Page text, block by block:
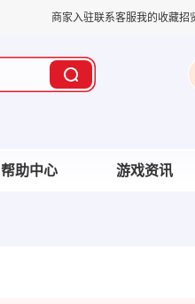
商家入驻联系客服我的收藏招
帮助中心 游戏资讯